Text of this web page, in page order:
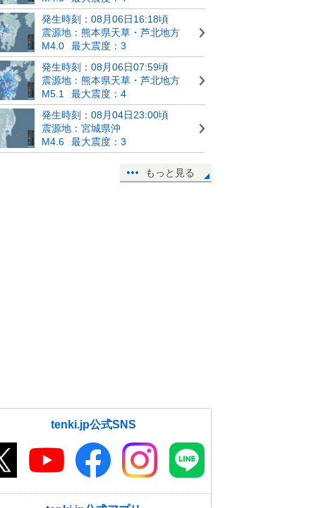
発生時刻：08月06日16:18頃
震源地：熊本県天草・芦北地方
M4.0
最大震度：3
発生時刻：08月06日07:59頃
震源地：熊本県天草・芦北地方
M5.1
最大震度：4
発生時刻：08月04日23:00頃
震源地：宮城県沖
M4.6
最大震度：3
もっと見る
tenki.jp公式SNS